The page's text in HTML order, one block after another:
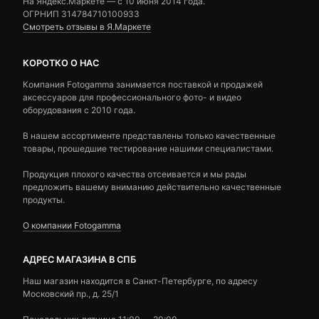
ОГРНИП 314784710100933
Смотреть отзывы в Я.Маркете
КОРОТКО О НАС
Компания Fotogamma занимается поставкой и продажей
аксессуаров для профессионального фото- и видео
оборудования с 2010 года.
В нашем ассортименте представлены только качественные
товары, прошедшие тестирование нашими специалистами.
Продукция плохого качества отсеивается и мы рады
предложить вашему вниманию действительно качественные
продукты.
О компании Fotogamma
АДРЕС МАГАЗИНА В СПБ
Наш магазин находится в Санкт-Петербурге, по адресу
Московский пр., д. 25/1